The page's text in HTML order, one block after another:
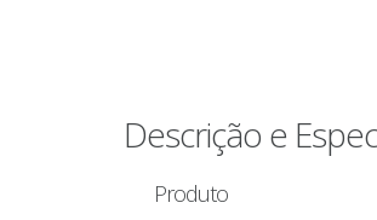
Descrição e
Produto